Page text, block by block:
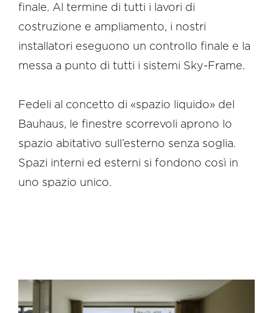
finale. Al termine di tutti i lavori di
costruzione e ampliamento, i nostri
installatori eseguono un controllo finale e la
messa a punto di tutti i sistemi Sky-Frame.
Fedeli al concetto di «spazio liquido» del
Bauhaus, le finestre scorrevoli aprono lo
spazio abitativo sull’esterno senza soglia.
Spazi interni ed esterni si fondono così in
uno spazio unico.